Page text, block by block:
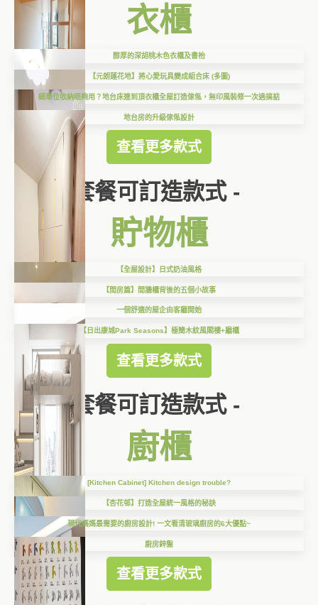
衣櫃
醇厚的深胡桃木色衣櫃及書枱
【元朗蓮花地】將心愛玩具變成組合床 (多圖)
細單位收納唔夠用？地台床連到頂衣櫃全屋訂造傢俬，無印風裝修一次過搞掂
地台房的升級傢俬設計
查看更多款式
套餐可訂造款式 -
貯物櫃
【全屋設計】日式奶油風格
【間房篇】間牆櫃背後的五個小故事
一個舒適的屋企由客廳開始
【日出康城Park Seasons】極簡木紋風閣樓+廳櫃
查看更多款式
套餐可訂造款式 -
廚櫃
[Kitchen Cabinet] Kitchen design trouble?
【杏花邨】打造全屋統一風格的秘訣
現代媽媽最需要的廚房設計! 一文看清玻璃廚房的6大優點~
廚房鋅盤
查看更多款式